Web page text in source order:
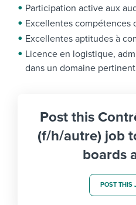
Participation active aux
Excellentes compétences
Excellentes aptitudes à
Licence en logistique,
dans un domaine pertinent
Post this
(f/h/autre) job
boards
POST THIS